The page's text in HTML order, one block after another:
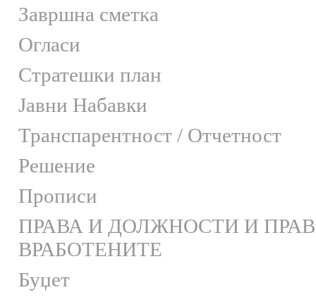
Завршна сметка
Огласи
Стратешки план
Јавни Набавки
Транспарентност / Отчетност
Решение
Прописи
ПРАВА И ДОЛЖНОСТИ И
ВРАБОТЕНИТЕ
Буџет